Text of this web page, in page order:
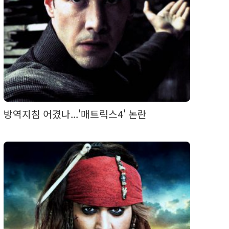
방역지침 어겼나...'매트릭스4' 논란